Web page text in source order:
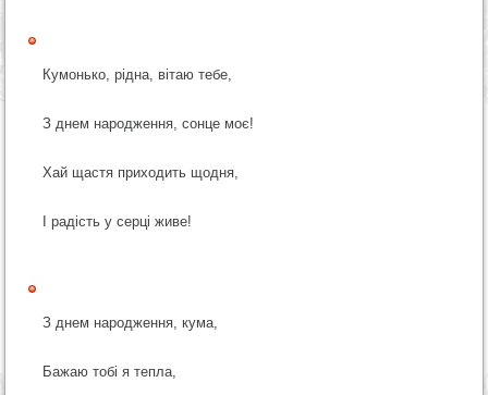
Кумонько, рідна, вітаю тебе,
З днем народження, сонце моє!
Хай щастя приходить щодня,
І радість у серці живе!
З днем народження, кума,
Бажаю тобі я тепла,